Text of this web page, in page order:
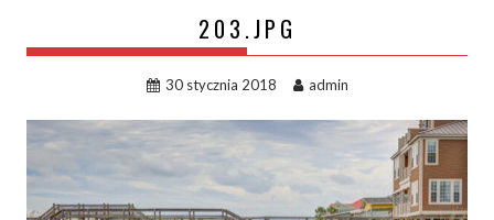
203.JPG
30 stycznia 2018 admin